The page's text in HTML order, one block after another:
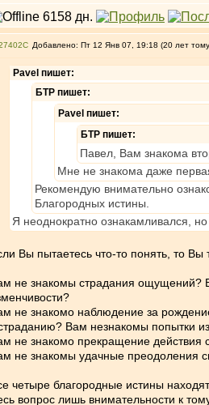
Добавлено: Пт 12 Янв 07, 19:18 (20 лет
Pavel пишет:
БТР пишет:
Pavel пишет:
БТР пишет:
Павел, Вам знакома
Мне не знакома даже
Рекомендую внимательно
Благородных истины.
Я неоднократно ознакамливался,
Вы пытаетесь что-то понять, то
не знакомы страдания ощущений?
не знакомо наблюдение за
Вам незнакомы попытки
не знакомо прекращение действия
не знакомы удачные преодоления
четыре благородные истины
вопрос лишь внимательности к